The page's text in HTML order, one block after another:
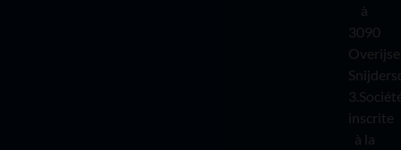
à
3090
inscrite
à la